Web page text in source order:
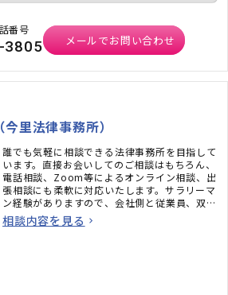
番号
3805 メールでお問い合わせ
里法律事務所）
誰でも気軽に相談できる法律事務所を目指して
います。直接お会いしてのご相談はもちろん、
電話相談、Zoom等によるオンライン相談、出
張相談にも柔軟に対応いたします。サラリーマ
ン経験がありますので、会社側と従業員、双方
の実情に配慮したアドバイスができるのも、大
きな特長の一つです。法的観点だけではなく、
相談内容を見る